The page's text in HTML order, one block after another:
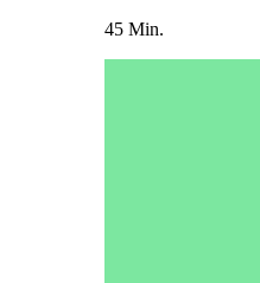
45 Min.